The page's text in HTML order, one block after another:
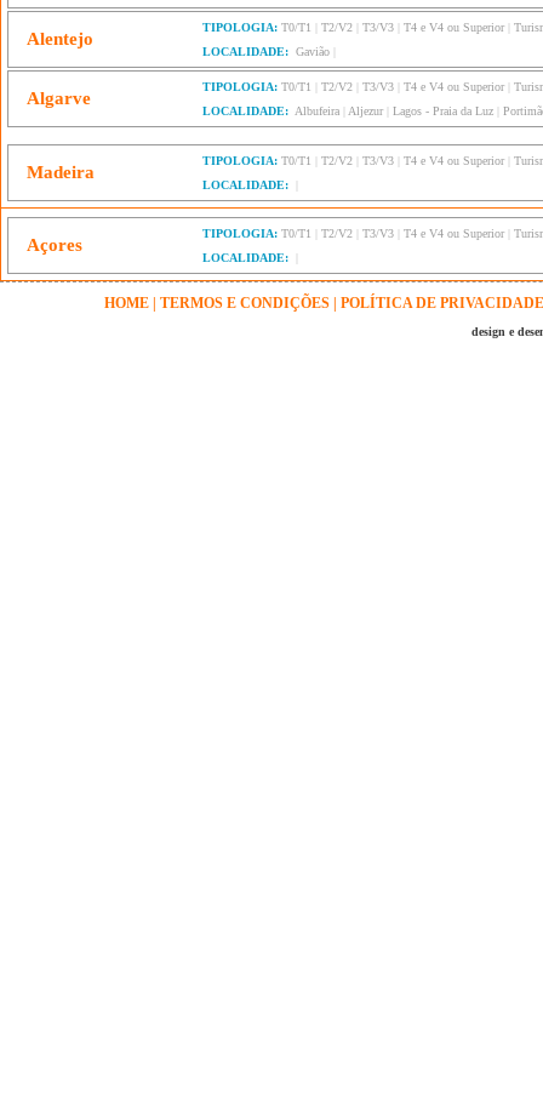
Alentejo
TIPOLOGIA: T0/T1 T2/V2 T3/V3 T4 e V4 ou Superior|
LOCALIDADE: Gavião
Algarve
TIPOLOGIA: T0/T1 T2/V2 T3/V3 T4 e V4 ou Superior|
LOCALIDADE: Albufeira Aljezur| Lagos - Praia da Luz
Madeira
TIPOLOGIA: T0/T1 T2/V2 T3/V3 T4 e V4 ou Superior|
LOCALIDADE:
Açores
TIPOLOGIA: T0/T1 T2/V2 T3/V3 T4 e V4 ou Superior|
LOCALIDADE:
HOME| TERMOS E CONDIÇÕES| POLÍTICA DE PRIVACIDADE
design e